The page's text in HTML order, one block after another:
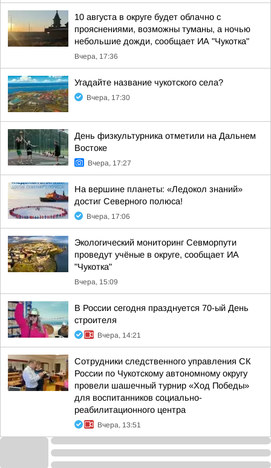
10 августа в округе будет облачно с
прояснениями, возможны туманы, а ночью
небольшие дожди, сообщает ИА "Чукотка"
Вчера, 17:36
Угадайте название чукотского села?
Вчера, 17:30
День физкультурника отметили на Дальнем
Востоке
Вчера, 17:27
На вершине планеты: «Ледокол знаний»
достиг Северного полюса!
Вчера, 17:06
Экологический мониторинг Севморпути
проведут учёные в округе, сообщает ИА
"Чукотка"
Вчера, 15:09
В России сегодня празднуется 70-ый День
строителя
Вчера, 14:21
Сотрудники следственного управления СК
России по Чукотскому автономному округу
провели шашечный турнир «Ход Победы»
для воспитанников социально-
реабилитационного центра
Вчера, 13:51